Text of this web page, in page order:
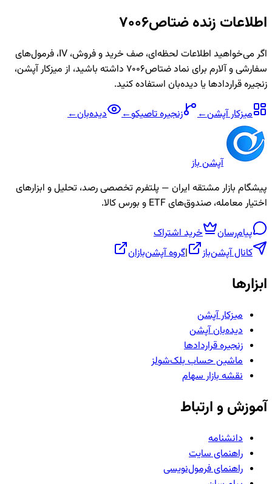
اطلاعات زندهضتاص7006
اگر می‌خواهید اطلاعات لحظه‌ای، صف خرید و فروش، IV، فرمول‌های
سفارشی و آلارم برای نمادضتاص7006
داشته باشید، از میزکار آپشن،
زنجیره قراردادها یا دیده‌بان استفاده کنید.
میزکار آپشن← زنجیرهتاصیکو← دیده‌بان←
آپشن باز
پیشگام بازار مشتقه ایران — پلتفرم تخصصی رصد، تحلیل و ابزارهای
اختیار معامله، صندوق‌های ETF و بورس کالا.
پیام‌رسان
خرید اشتراک
کانال آپشن‌باز
|گروه آپشن‌بازان
ابزارها
میزکار آپشن
دیده‌بان آپشن
زنجیره قراردادها
ماشین حساب بلک‌شولز
نقشه بازار سهام
آموزش و ارتباط
دانشنامه
راهنمای سایت
راهنمای فرمول‌نویسی